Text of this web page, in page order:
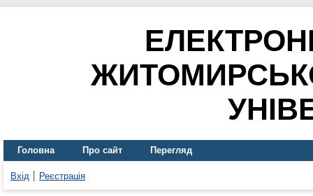
Головна Про сайт Перегляд
Вхід Реєстрація